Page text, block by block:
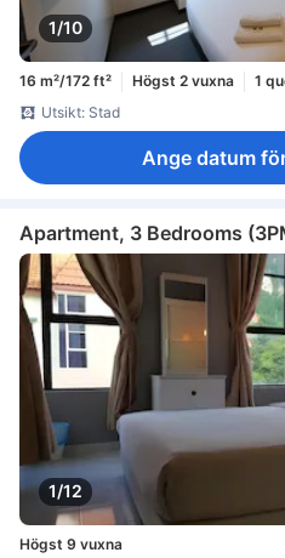
1/10
16 m²/172 ft² Högst 2 vuxna
1
Utsikt: Stad
Ange datum
Apartment, 3 Bedrooms
1/12
Högst 9 vuxna